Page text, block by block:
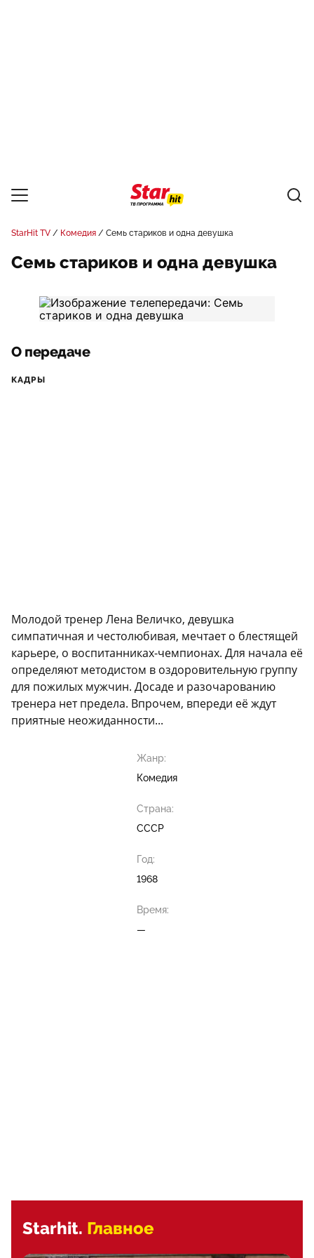
StarHit TV Комедия Семь стариков и одна девушка
Семь стариков и одна девушка
О передаче
КАДРЫ
Молодой тренер Лена Величко, девушка
симпатичная и честолюбивая, мечтает о блестящей
карьере, о воспитанниках-чемпионах. Для начала её
определяют методистом в оздоровительную группу
для пожилых мужчин. Досаде и разочарованию
тренера нет предела. Впрочем, впереди её ждут
приятные неожиданности...
Жанр:
Комедия
Страна:
СССР
Год:
1968
Время:
—
Starhit. Главное